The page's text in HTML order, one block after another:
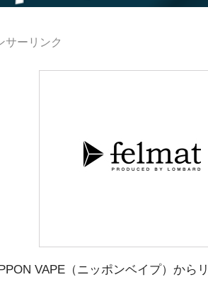
サーリンク
VAPE（ニッポンベイプ）から